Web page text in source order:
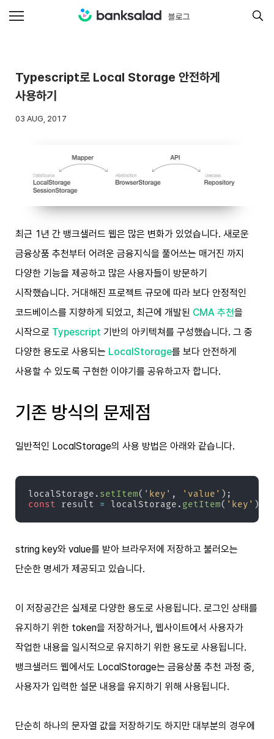
Typescript로 Local Storage 안전하게
사용하기
03 AUG, 2017
최근 1년 간 뱅크샐러드 웹은 많은 변화가 있었습니다. 새로운
금융상품 추천부터 어려운 금융지식을 풀어쓰는 매거진 까지
다양한 기능을 제공하고 많은 사용자들이 방문하기
시작했습니다. 거대해진 프로젝트 규모에 따라 보다 안정적인
코드베이스를 지향하게 되었고, 최근에 개발된 CMA 추천을
시작으로 Typescript 기반의 아키텍쳐를 구성했습니다. 그 중
다양한 용도로 사용되는 LocalStorage를 보다 안전하게
사용할 수 있도록 구현한 이야기를 공유하고자 합니다.
기존 방식의 문제점
일반적인 LocalStorage의 사용 방법은 아래와 같습니다.
localStorage . setItem( 'key' , 'value' ) ;
const result = localStorage . getItem( 'key' )
string key와 value를 받아 브라우저에 저장하고 불러오는
단순한 명세가 제공되고 있습니다.
이 저장공간은 실제로 다양한 용도로 사용됩니다. 로그인 상태를
유지하기 위한 token을 저장하거나, 웹사이트에서 사용자가
작업한 내용을 일시적으로 유지하기 위한 용도로 사용됩니다.
뱅크샐러드 웹에서도 LocalStorage는 금융상품 추천 과정 중,
사용자가 입력한 설문 내용을 유지하기 위해 사용됩니다.
단순히 하나의 문자열 값을 저장하기도 하지만 대부분의 경우에